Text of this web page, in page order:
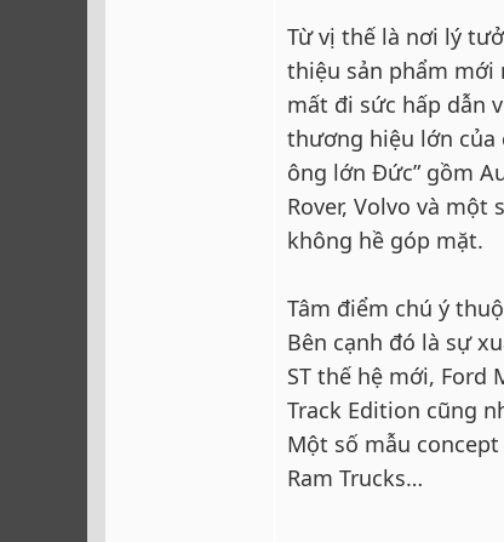
Từ vị thế là nơi lý
thiệu sản phẩm mới
mất đi sức hấp dẫn
thương hiệu lớn của
ông lớn Đức” gồm
Rover, Volvo và
không hề góp mặt.
Tâm điểm chú ý
Bên cạnh đó là sự
ST thế hệ mới, Ford
Track Edition cũng
Một số mẫu
Ram Trucks…